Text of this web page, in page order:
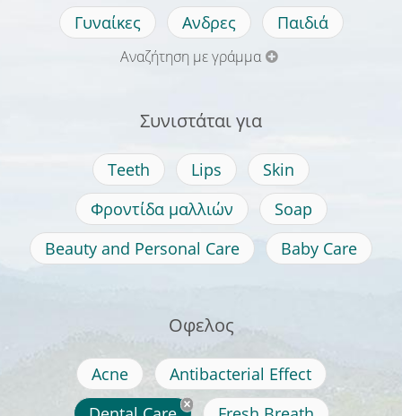
Γυναίκες Ανδρες Παιδιά
Αναζήτηση με γράμμα
Συνιστάται για
Teeth Lips
Skin
Φροντίδα μαλλιών
Soap
Beauty and Personal Care
Baby Care
Οφελος
Acne
Antibacterial Effect